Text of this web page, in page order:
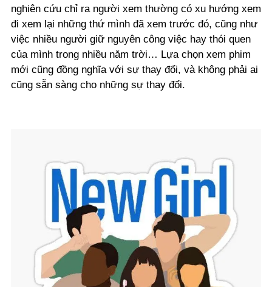
nghiên cứu chỉ ra người xem thường có xu hướng xem
đi xem lại những thứ mình đã xem trước đó, cũng như
việc nhiều người giữ nguyên công việc hay thói quen
của mình trong nhiều năm trời… Lựa chọn xem phim
mới cũng đồng nghĩa với sự thay đổi, và không phải ai
cũng sẵn sàng cho những sự thay đổi.